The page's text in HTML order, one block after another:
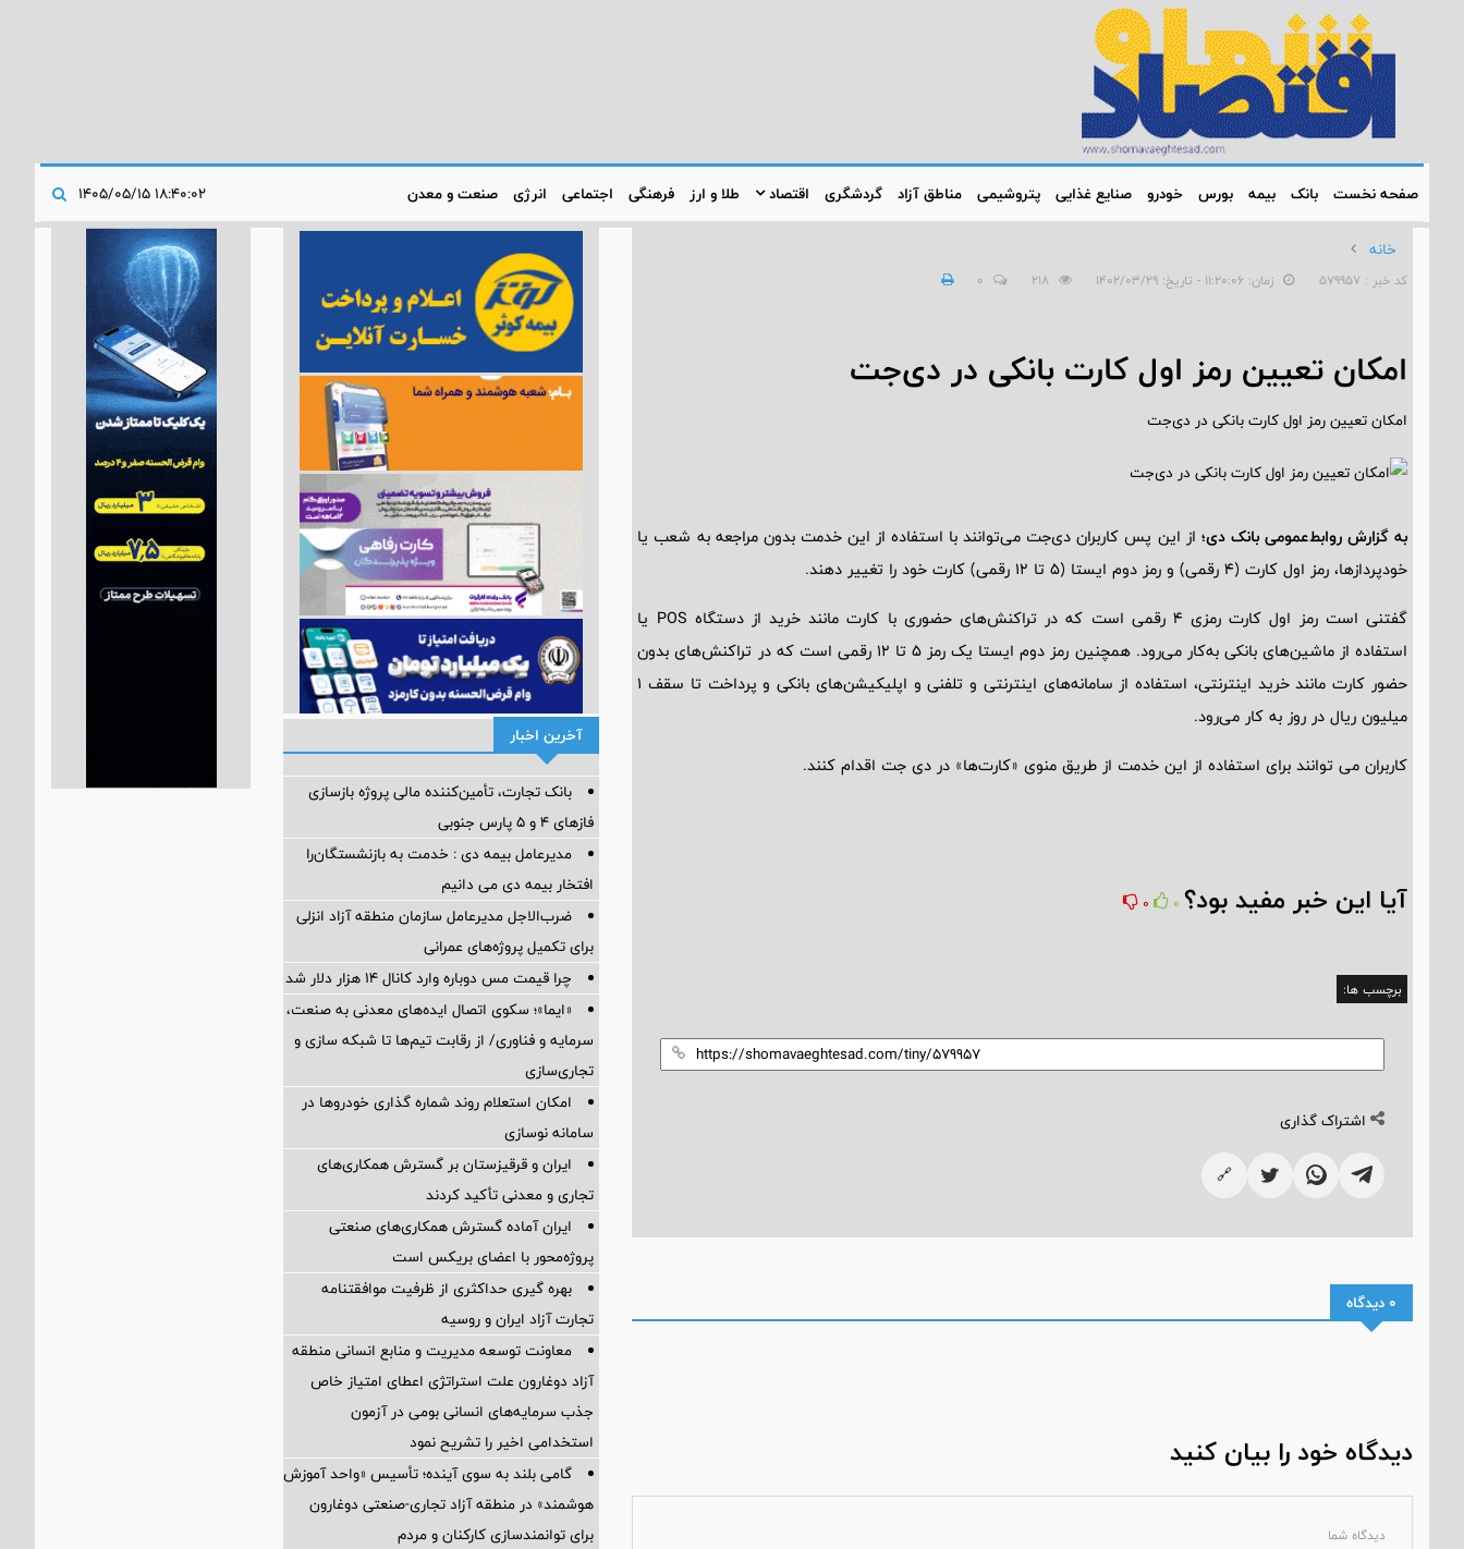
صفحه نخست بانک بیمه بورس خودرو صنایع غذایی پتروشیمی مناطق آزاد گردشگری اقتصاد طلا و ارز فرهنگی اجتماعی انرژی صنعت و معدن
خانه
کد خبر : 579957 زمان: ۱۱:۲۰:۰۶ - تاریخ: ۱۴۰۲/۰۳/۲۹ 0
امکان تعیین رمز اول کارت بانکی در دی‌جت
امکان تعیین رمز اول کارت بانکی در دی‌جت
به گزارش روابط‌عمومی بانک دی؛ از این پس کاربران دی‌جت می‌توانند با استفاده از این خدمت بدون مراجعه به شعب یا
خودپردازها، رمز اول کارت (4 رقمی) و رمز دوم ایستا (5 تا 12 رقمی) کارت خود را تغییر دهند.
گفتنی است رمز اول کارت رمزی 4 رقمی است که در تراکنش‌های حضوری با کارت مانند خرید از دستگاه POS‌ یا
استفاده از ماشین‌های بانکی به‌کار می‌رود. همچنین رمز دوم ایستا یک رمز 5 تا 12 رقمی است که در تراکنش‌های بدون
حضور کارت مانند خرید اینترنتی‌، استفاده از سامانه‌های اینترنتی و تلفنی و اپلیکیشن‌های بانکی و پرداخت تا سقف 1
میلیون ریال در روز به‌ کار می‌رود.
کاربران می توانند برای استفاده از این خدمت از طریق منوی «کارت‌ها» در دی جت اقدام کنند.
آیا این خبر مفید بود؟ 0
0
برچسب ها:
اشتراک گذاری
🔗
0 دیدگاه
دیدگاه خود را بیان کنید
آخرین اخبار
بانک تجارت، تأمین‌کننده مالی پروژه بازسازی
فازهای ۴ و ۵ پارس جنوبی
مدیرعامل بیمه دی : خدمت به بازنشستگان‌را
افتخار بیمه دی می دانیم
ضرب‌الاجل مدیرعامل سازمان منطقه آزاد انزلی
برای تكمیل پروژه‌های عمرانی
چرا قیمت مس دوباره وارد کانال ۱۴ هزار دلار شد
«ایما»؛ سکوی اتصال ایده‌های معدنی به صنعت،
سرمایه و فناوری/ از رقابت تیم‌ها تا شبکه سازی و
تجاری‌سازی
امکان استعلام روند شماره گذاری خودروها در
سامانه نوسازی
ایران و قرقیزستان بر گسترش همکاری‌های
تجاری و معدنی تأکید کردند
ایران آماده گسترش همکاری‌های صنعتی
پروژه‌محور با اعضای بریکس است
بهره گیری حداکثری از ظرفیت موافقتنامه
تجارت آزاد ایران و روسیه
معاونت توسعه مدیریت و منابع انسانی منطقه
آزاد دوغارون علت استراتژی اعطای امتیاز خاص
جذب سرمایه‌های انسانی بومی در آزمون
استخدامی اخیر را تشریح نمود
گامی بلند به سوی آینده؛ تأسیس «واحد آموزش
هوشمند» در منطقه آزاد تجاری-صنعتی دوغارون
برای توانمندسازی کارکنان و مردم